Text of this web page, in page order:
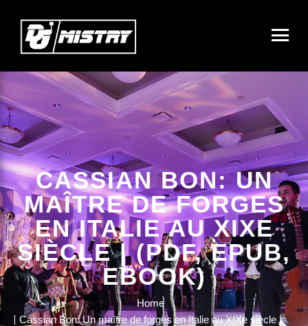
CASSIAN BON: UN
MAÎTRE DE FORGES
EN ITALIE AU XIXE
SIÈCLE | (PDF, EPUB,
EBOOK)
Home
Cassian Bon: Un maître de forges en Italie au XIXe siècle |